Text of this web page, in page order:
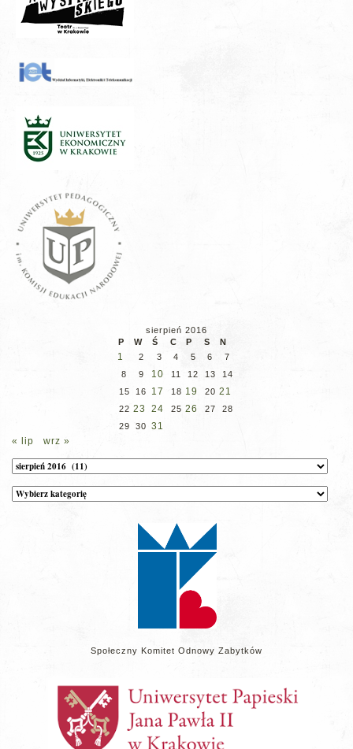
sierpień 2016
P
W Ś C P S N
1 2 3 4 5 6
7
8
9 10 11 12 13
14
15
16 17 18 19 20 21
22 23 24 25 26 27
28
29
30 31
« lip
wrz »
Archiwum
Kategorie
wpisów
Społeczny Komitet Odnowy Zabytków